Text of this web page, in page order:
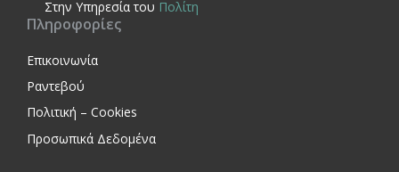
Στην Yπηρεσία του Πολίτη
Πληροφορίες
Επικοινωνία
Ραντεβού
Πολιτική – Cookies
Προσωπικά Δεδομένα